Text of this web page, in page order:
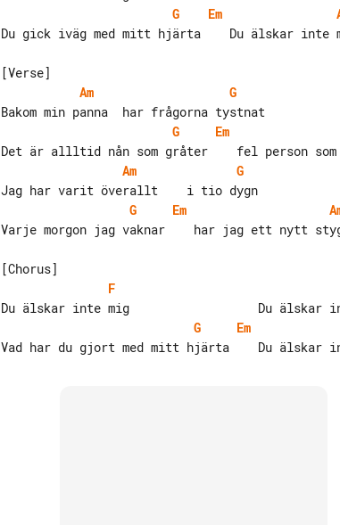
G
Em
Du gick iväg med mitt hjärta    Du älskar inte
Am
G
G
Em
Am
G
G
Em
Varje morgon jag vaknar    har jag ett nytt
F
G
Em